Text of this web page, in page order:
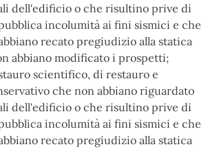
dell'edificio o che risultino prive di
incolumità ai fini sismici e che
recato pregiudizio alla statica
abbiano modificato i prospetti;
scientifico, di restauro e
che non abbiano riguardato
dell'edificio o che risultino prive di
incolumità ai fini sismici e che
recato pregiudizio alla statica